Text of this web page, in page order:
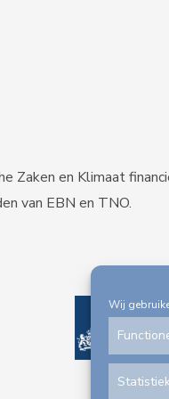
Wij
Zaken en Klimaat
van EBN en TNO.